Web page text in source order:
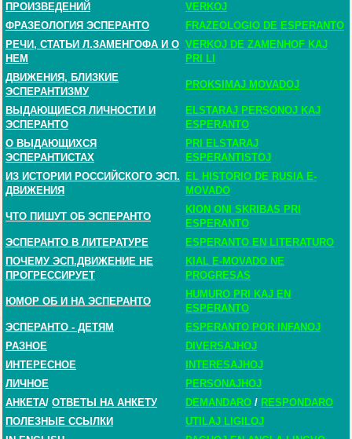
ПРОИЗВЕДЕНИЙ
VERKOJ
ФРАЗЕОЛОГИЯ ЭСПЕРАНТО
FRAZEOLOGIO DE ESPERANTO
РЕЧИ, СТАТЬИ Л.ЗАМЕНГОФА И О
НЕМ
VERKOJ DE ZAMENHOF KAJ
PRI LI
ДВИЖЕНИЯ, БЛИЗКИЕ
ЭСПЕРАНТИЗМУ
PROKSIMAJ MOVADOJ
ВЫДАЮЩИЕСЯ ЛИЧНОСТИ И
ЭСПЕРАНТО
ELSTARAJ PERSONOJ KAJ
ESPERANTO
О ВЫДАЮЩИХСЯ
ЭСПЕРАНТИСТАХ
PRI ELSTARAJ
ESPERANTISTOJ
ИЗ ИСТОРИИ РОССИЙСКОГО ЭСП.
ДВИЖЕНИЯ
EL HISTORIO DE RUSIA E-
MOVADO
ЧТО ПИШУТ ОБ ЭСПЕРАНТО
KION ONI SKRIBAS PRI
ESPERANTO
ЭСПЕРАНТО В ЛИТЕРАТУРЕ
ESPERANTO EN LITERATURO
ПОЧЕМУ ЭСП.ДВИЖЕНИЕ НЕ
ПРОГРЕССИРУЕТ
KIAL E-MOVADO NE
PROGRESAS
ЮМОР ОБ И НА ЭСПЕРАНТО
HUMURO PRI KAJ EN
ESPERANTO
ЭСПЕРАНТО - ДЕТЯМ
ESPERANTO POR INFANOJ
РАЗНОЕ
DIVERSAJHOJ
ИНТЕРЕСНОЕ
INTERESAJHOJ
ЛИЧНОЕ
PERSONAJHOJ
АНКЕТА/ ОТВЕТЫ НА АНКЕТУ DEMANDARO / RESPONDARO
ПОЛЕЗНЫЕ ССЫЛКИ
UTILAJ LIGILOJ